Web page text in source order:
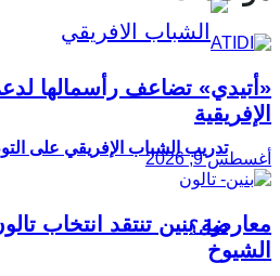
دول؟
«أتيدي» تضاعف رأسمالها لدعم
الإفريقية
أغسطس 9, 2026
معارضة بنين تنتقد انتخاب
الشيوخ